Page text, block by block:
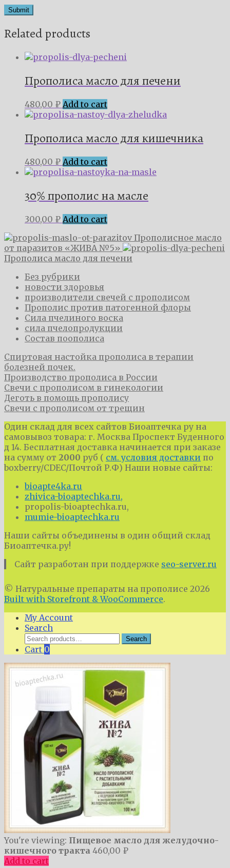
Related products
Прополиса масло для печени
480,00 ₽ Add to cart
Прополиса масло для кишечника
480,00 ₽ Add to cart
30% прополис на масле
300,00 ₽ Add to cart
Прополисное масло
от паразитов «ЖИВА №5»
Прополиса масло для печени
Без рубрики
новости здоровья
производители свечей с прополисом
Прополис против патогенной флоры
Сила пчелиного воска
сила пчелопродукции
Состав поополиса
​Спиртовая настойка прополиса в терапии
болезней почек.
Производство прополиса в России
Свечи с прополисом в гинекологии
Деготь в помощь прополису
​Свечи с прополисом от трещин
Один склад для всех сайтов Биоаптечка ру на
самовывоз товара: г. Москва Проспект Буденного
д 14. Бесплатная доставка начинается при заказе
на сумму от 2000 руб ( см. условия доставки по
boxberry/CDEC/Почтой Р.Ф) Наши новые сайты:
bioapte4ka.ru
zhivica-bioaptechka.ru,
propolis-bioaptechka.ru,
mumie-bioaptechka.ru
Наши сайты объединены в один общий склад
Биоаптечка.ру!
Сайт разработан при поддержке seo-server.ru
© Натуральные препараты на прополисе 2026
Built with Storefront & WooCommerce.
My Account
Search
Search
for:
Search
Cart 0
You're viewing: Пищевое масло для желудочно-
кишечного тракта 460,00 ₽
Add to cart